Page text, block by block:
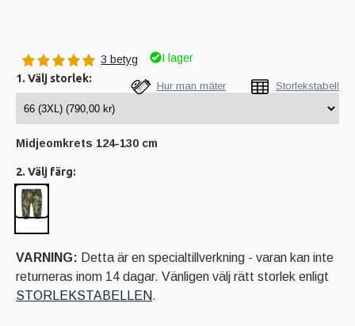
3 betyg
I lager
1. Välj storlek:
Hur man mäter Storlekstabell
Midjeomkrets 124-130 cm
2. Välj färg:
VARNING: Detta är en specialtillverkning - varan kan inte
returneras inom 14 dagar. Vänligen välj rätt storlek enligt
STORLEKSTABELLEN.